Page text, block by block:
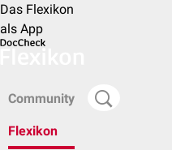
Das Flexikon
als App
Community
Flexikon